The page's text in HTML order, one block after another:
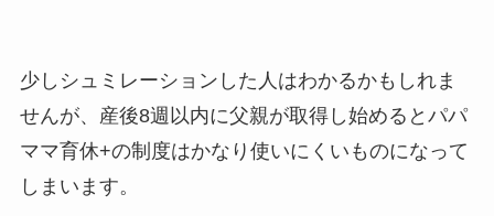
少しシュミレーションした人はわかるかもしれま
せんが、産後8週以内に父親が取得し始めるとパパ
ママ育休+の制度はかなり使いにくいものになって
しまいます。